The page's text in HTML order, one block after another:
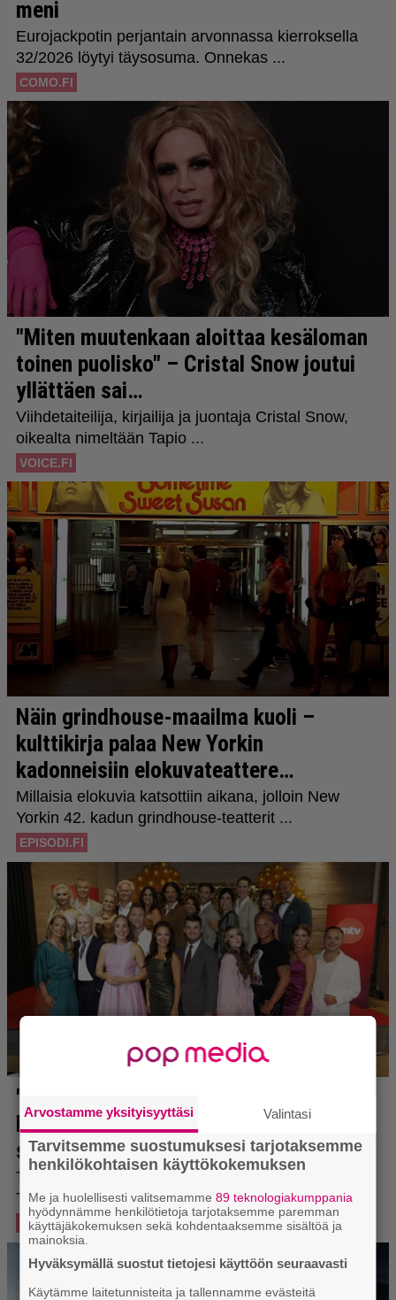
Arvostamme yksityisyyttäsi Valintasi
Tarvitsemme suostumuksesi tarjotaksemme
henkilökohtaisen käyttökokemuksen
Me ja huolellisesti valitsemamme89 teknologiakumppania
hyödynnämme henkilötietoja tarjotaksemme paremman
käyttäjäkokemuksen sekä kohdentaaksemme sisältöä ja
mainoksia.
Hyväksymällä suostut tietojesi käyttöön seuraavasti
Käytämme laitetunnisteita ja tallennamme evästeitä